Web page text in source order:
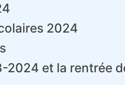
2024
2024 et la rentrée